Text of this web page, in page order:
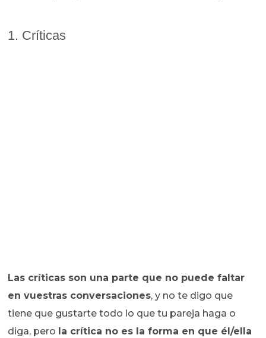
1. Críticas
Las críticas son una parte que no puede faltar
en vuestras conversaciones, y no te digo que
tiene que gustarte todo lo que tu pareja haga o
diga, pero la crítica no es la forma en que él/ella